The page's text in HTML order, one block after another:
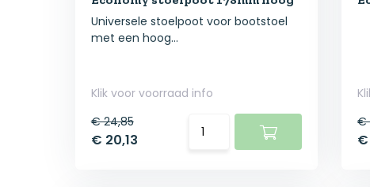
Universele stoelpoot voor bootstoel
met een hoog...
Klik voor voorraad info
€ 24,85
€ 20,13
€
€